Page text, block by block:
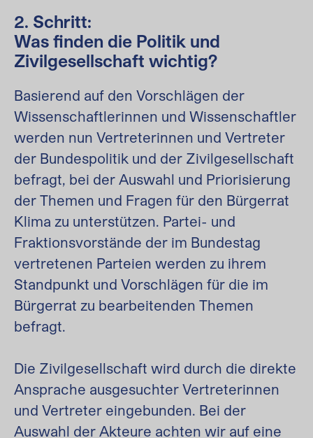
2. Schritt:
Was finden die Politik und
Zivilgesellschaft wichtig?
Basierend auf den Vorschlägen der
Wissenschaftlerinnen und Wissenschaftler
werden nun Vertreterinnen und Vertreter
der Bundespolitik und der Zivilgesellschaft
befragt, bei der Auswahl und Priorisierung
der Themen und Fragen für den Bürgerrat
Klima zu unterstützen. Partei- und
Fraktionsvorstände der im Bundestag
vertretenen Parteien werden zu ihrem
Standpunkt und Vorschlägen für die im
Bürgerrat zu bearbeitenden Themen
befragt.
Die Zivilgesellschaft wird durch die direkte
Ansprache ausgesuchter Vertreterinnen
und Vertreter eingebunden. Bei der
Auswahl der Akteure achten wir auf eine